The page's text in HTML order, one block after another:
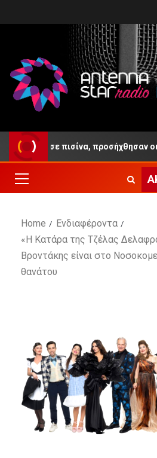
σε πισίνα, προσήχθησαν οι
Home
Ενδιαφέροντα
«Η Κατάρα της Τζέλας
Βροντάκης είναι στο
θανάτου